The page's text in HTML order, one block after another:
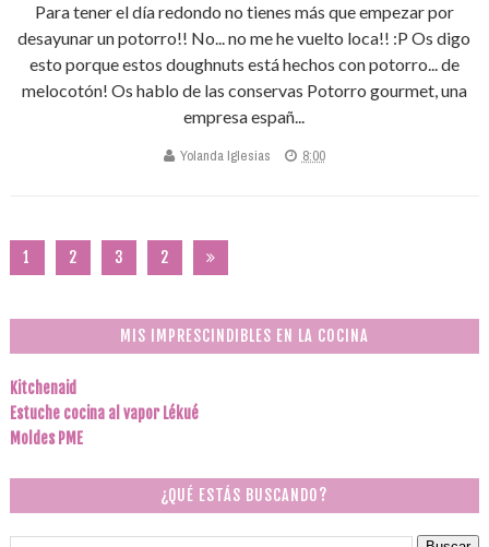
Para tener el día redondo no tienes más que empezar por
desayunar un potorro!! No... no me he vuelto loca!! :P Os digo
esto porque estos doughnuts está hechos con potorro... de
melocotón! Os hablo de las conservas Potorro gourmet, una
empresa españ...
Yolanda Iglesias 8:00
1 2 3
2
2
MIS IMPRESCINDIBLES EN LA COCINA
Kitchenaid
Estuche cocina al vapor Lékué
Moldes PME
¿QUÉ ESTÁS BUSCANDO?